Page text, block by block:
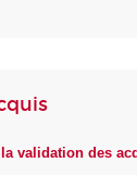
validation des